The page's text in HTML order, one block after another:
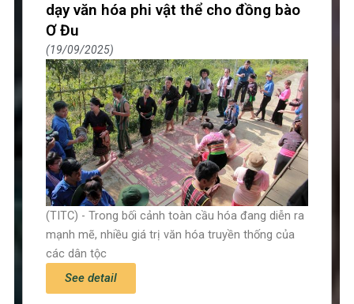
dạy văn hóa phi vật thể cho đồng bào
Ơ Đu
19/09/2025
(TITC) - Trong bối cảnh toàn cầu hóa đang diễn ra
mạnh mẽ, nhiều giá trị văn hóa truyền thống của
các dân tộc
See detail